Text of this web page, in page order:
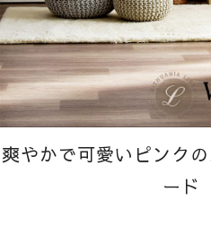
爽やかで可愛いピンク
ード